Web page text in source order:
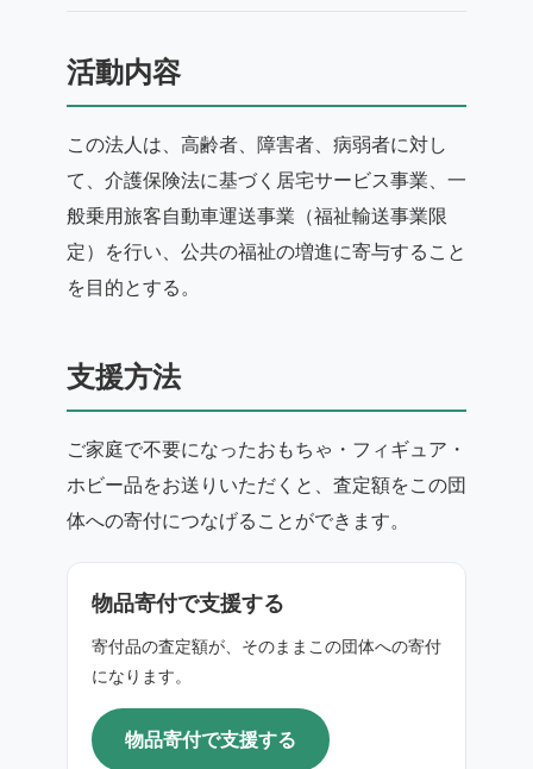
活動内容
この法人は、高齢者、障害者、病弱者に対し
て、介護保険法に基づく居宅サービス事業、一
般乗用旅客自動車運送事業（福祉輸送事業限
定）を行い、公共の福祉の増進に寄与すること
を目的とする。
支援方法
ご家庭で不要になったおもちゃ・フィギュア・
ホビー品をお送りいただくと、査定額をこの団
体への寄付につなげることができます。
物品寄付で支援する
寄付品の査定額が、そのままこの団体への寄付
になります。
物品寄付で支援する